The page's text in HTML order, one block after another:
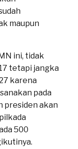
maupun
ini, tidak
tetapi jangka
karena
pada
presiden akan
500